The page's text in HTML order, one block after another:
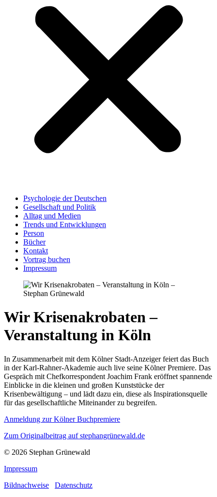
Psychologie der Deutschen
Gesellschaft und Politik
Alltag und Medien
Trends und Entwicklungen
Person
Bücher
Kontakt
Vortrag buchen
Impressum
Wir Krisenakrobaten –
Veranstaltung in Köln
In Zusammenarbeit mit dem Kölner Stadt-Anzeiger feiert das Buch
in der Karl-Rahner-Akademie auch live seine Kölner Premiere. Das
Gespräch mit Chefkorrespondent Joachim Frank eröffnet spannende
Einblicke in die kleinen und großen Kunststücke der
Krisenbewältigung – und lädt dazu ein, diese als Inspirationsquelle
für das gesellschaftliche Miteinander zu begreifen.
Anmeldung zur Kölner Buchpremiere
Zum Originalbeitrag auf stephangrünewald.de
© 2026 Stephan Grünewald
Impressum
Bildnachweise
Datenschutz